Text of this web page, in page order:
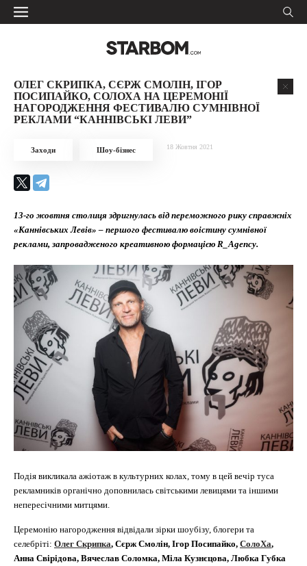
ОЛЕГ СКРИПКА, СЄРЖ СМОЛІН, ІГОР
ПОСИПАЙКО, СОЛОХА НА ЦЕРЕМОНІЇ
НАГОРОДЖЕННЯ ФЕСТИВАЛЮ СУМНІВНОЇ
РЕКЛАМИ “КАННІВСЬКІ ЛЕВИ”
Заходи Шоу-бізнес 18 Жовтня 2021
13-го жовтня столиця здригнулась від переможного рику справжніх
«Каннівських Левів» – першого фестивалю воістину сумнівної
реклами, запровадженого креативною формацією R_Agency.
Подія викликала ажіотаж в культурних колах, тому в цей вечір туса
рекламників органічно доповнилась світськими левицями та іншими
непересічними митцями.
Церемонію нагородження відвідали зірки шоубізу, блогери та
селебріті: Олег Скрипка, Сєрж Смолін, Ігор Посипайко, СолоХа,
Анна Свірідова, Вячеслав Соломка, Міла Кузнєцова, Любка Губка